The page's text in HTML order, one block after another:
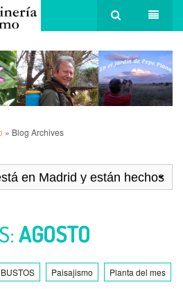
» Blog Archives
AGOSTO
Paisajismo Planta del mes